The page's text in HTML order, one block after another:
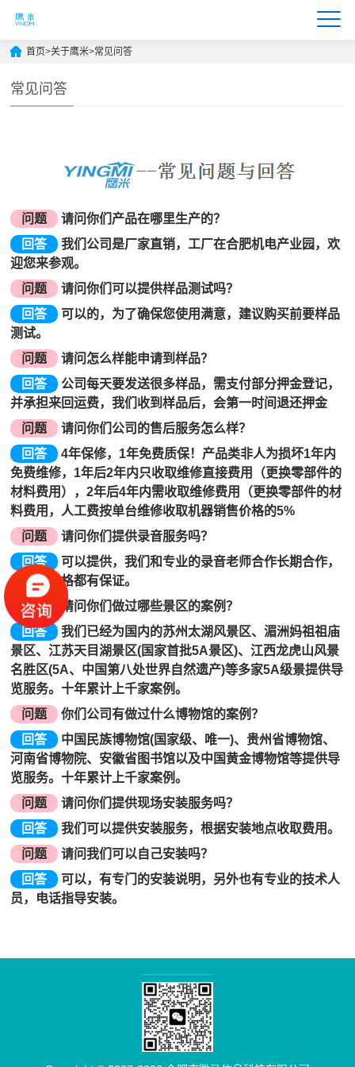
首页>关于鹰米>常见问答
常见问答
问题
请问你们产品在哪里生产的？
回答
我们公司是厂家直销，工厂在合肥机电产业园，欢
迎您来参观。
问题
请问你们可以提供样品测试吗？
回答
可以的，为了确保您使用满意，建议购买前要样品
测试。
问题
请问怎么样能申请到样品？
回答
公司每天要发送很多样品，需支付部分押金登记，
并承担来回运费，我们收到样品后，会第一时间退还押金
问题
请问你们公司的售后服务怎么样？
回答
4年保修，1年免费质保！产品类非人为损坏1年内
免费维修，1年后2年内只收取维修直接费用（更换零部件的
材料费用），2年后4年内需收取维修费用（更换零部件的材
料费用，人工费按单台维修收取机器销售价格的5%
问题
请问你们提供录音服务吗？
回答
可以提供，我们和专业的录音老师合作长期合作，
音效和价格都有保证。
问题
请问你们做过哪些景区的案例？
回答
我们已经为国内的苏州太湖风景区、湄洲妈祖祖庙
景区、江苏天目湖景区(国家首批5A景区)、江西龙虎山风景
名胜区(5A、中国第八处世界自然遗产)等多家5A级景提供导
览服务。十年累计上千家案例。
问题
你们公司有做过什么博物馆的案例？
回答
中国民族博物馆(国家级、唯一)、贵州省博物馆、
河南省博物院、安徽省图书馆以及中国黄金博物馆等提供导
览服务。十年累计上千家案例。
问题
请问你们提供现场安装服务吗？
回答
我们可以提供安装服务，根据安装地点收取费用。
问题
请问我们可以自己安装吗？
回答
可以，有专门的安装说明，另外也有专业的技术人
员，电话指导安装。